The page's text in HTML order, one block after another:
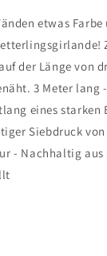
etwas
der Länge von
3 Meter lang
eines starken
Siebdruck
- Nachhaltig aus